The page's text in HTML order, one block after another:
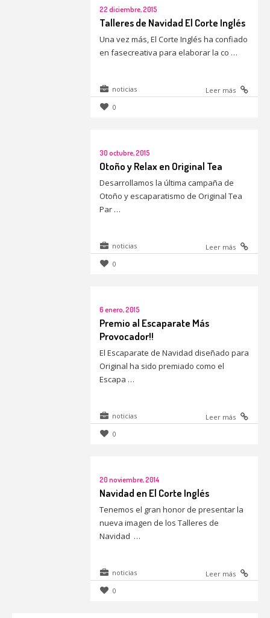
22 diciembre, 2015
Talleres de Navidad El Corte Inglés
Una vez más, El Corte Inglés ha confiado
en fasecreativa para elaborar la co …
noticias
0
Leer más
30 octubre, 2015
Otoño y Relax en Original Tea
Desarrollamos la última campaña de
Otoño y escaparatismo de Original Tea
Par …
noticias
0
Leer más
6 enero, 2015
Premio al Escaparate Más
Provocador!!
El Escaparate de Navidad diseñado para
Original ha sido premiado como el
Escapa …
noticias
0
Leer más
20 noviembre, 2014
Navidad en El Corte Inglés
Tenemos el gran honor de presentar la
nueva imagen de los Talleres de
Navidad …
noticias
0
Leer más